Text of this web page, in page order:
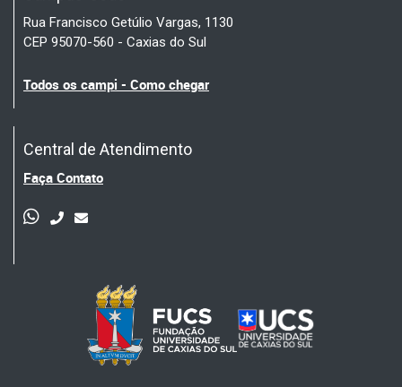
Rua Francisco Getúlio Vargas, 1130
CEP 95070-560 - Caxias do Sul
Todos os campi - Como chegar
Central de Atendimento
Faça Contato